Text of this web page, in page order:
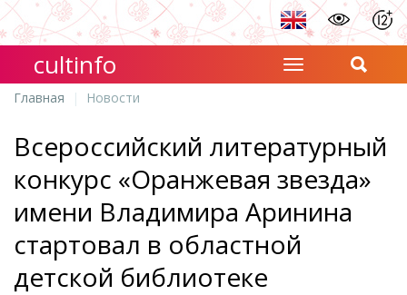
cultinfo
Главная Новости
Всероссийский литературный
конкурс «Оранжевая звезда»
имени Владимира Аринина
стартовал в областной
детской библиотеке